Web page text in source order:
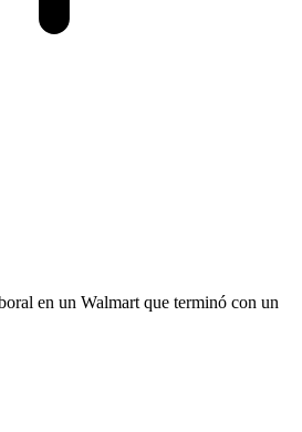
en un Walmart que terminó con un